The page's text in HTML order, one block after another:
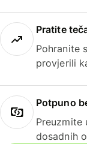
Pratite
Pohranite
provjerili
Potpuno
Preuzmite
dosadnih